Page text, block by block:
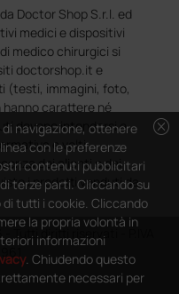
Doctor Shop S.r.l. ed
medici e dispositivi
medico chirurgici si
doctorshop.it e
(testi, immagini, foto,
hanno carattere né
devono intendersi e
e volti
dei clienti e dei
i prodotti venduti da
Tutti diritti riservati - P.IVA
cancel
navigazione, ottenere
con le preferenze
contenuti pubblicitari
terze parti. Cliccando su
di tutti i cookie. Cliccando
la propria volontà in
informazioni
. Chiudendo questo
necessari per